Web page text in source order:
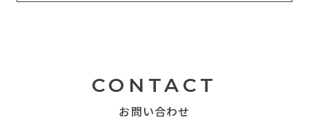
CONTACT
お問い合わせ